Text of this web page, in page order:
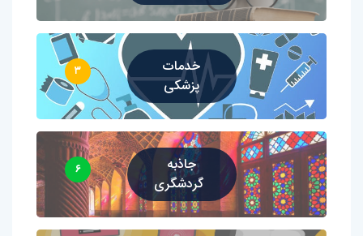
خدمات
پزشکی
۳
جاذبه
گردشگری
۶